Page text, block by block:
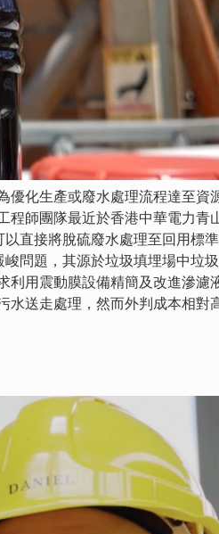
化生產或廢水處理流程達至資
師團隊最近於香港中華電力青
直接將脫硫廢水處理至回用標
問題，其源於垃圾填埋場中垃
用震動膜設備精簡及改進滲濾
送走處理，然而外判成本相對